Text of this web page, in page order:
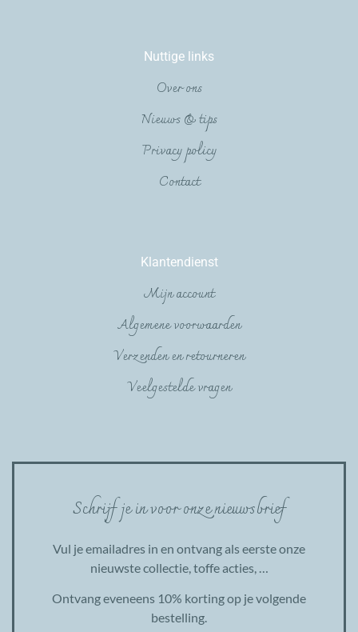
Nuttige links
Over ons
Nieuws & tips
Privacy policy
Contact
Klantendienst
Mijn account
Algemene voorwaarden
Verzenden en retourneren
Veelgestelde vragen
Schrijf je in voor onze nieuwsbrief
Vul je emailadres in en ontvang als eerste onze
nieuwste collectie, toffe acties, …
Ontvang eveneens 10% korting op je volgende
bestelling.